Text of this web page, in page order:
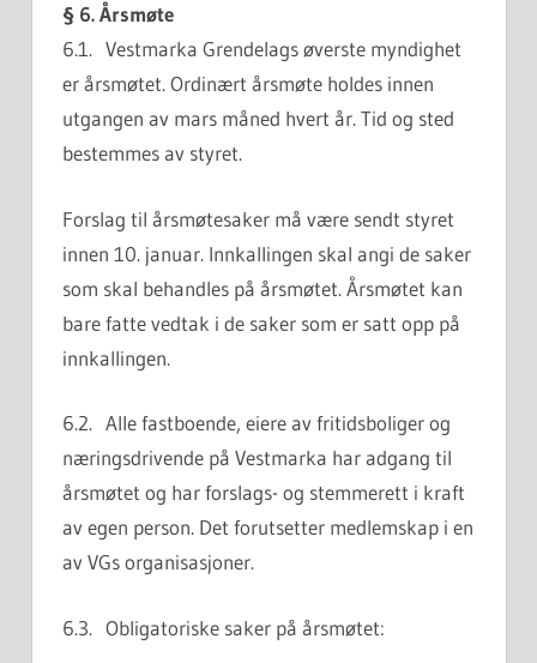
§ 6. Årsmøte
6.1. Vestmarka Grendelags øverste myndighet
er årsmøtet. Ordinært årsmøte holdes innen
utgangen av mars måned hvert år. Tid og sted
bestemmes av styret.
Forslag til årsmøtesaker må være sendt styret
innen 10. januar. Innkallingen skal angi de saker
som skal behandles på årsmøtet. Årsmøtet kan
bare fatte vedtak i de saker som er satt opp på
innkallingen.
6.2. Alle fastboende, eiere av fritidsboliger og
næringsdrivende på Vestmarka har adgang til
årsmøtet og har forslags- og stemmerett i kraft
av egen person. Det forutsetter medlemskap i en
av VGs organisasjoner.
6.3. Obligatoriske saker på årsmøtet: